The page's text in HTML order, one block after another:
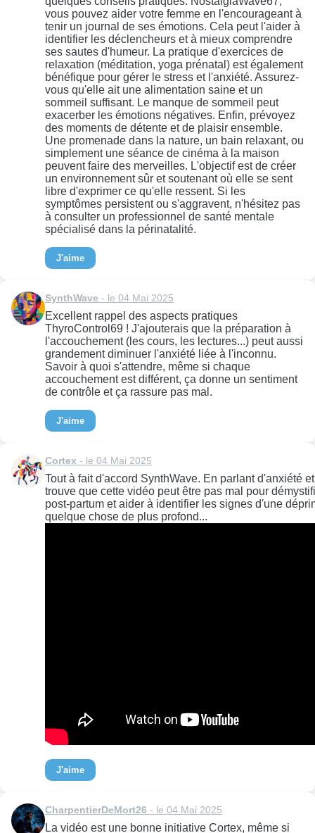
vous pouvez aider votre femme en l'encourageant à
tenir un journal de ses émotions. Cela peut l'aider à
identifier les déclencheurs et à mieux comprendre
ses sautes d'humeur. La pratique d'exercices de
relaxation (méditation, yoga prénatal) est également
bénéfique pour gérer le stress et l'anxiété. Assurez-
vous qu'elle ait une alimentation saine et un
sommeil suffisant. Le manque de sommeil peut
exacerber les émotions négatives. Enfin, prévoyez
des moments de détente et de plaisir ensemble.
Une promenade dans la nature, un bain relaxant, ou
simplement une séance de cinéma à la maison
peuvent faire des merveilles. L'objectif est de créer
un environnement sûr et soutenant où elle se sent
libre d'exprimer ce qu'elle ressent. Si les
symptômes persistent ou s'aggravent, n'hésitez pas
à consulter un professionnel de santé mentale
spécialisé dans la périnatalité.
J'aime
SynthWave - le 04 Mai 2025
Excellent rappel des aspects pratiques
ThyroControl69 ! J'ajouterais que la préparation à
l'accouchement (les cours, les lectures...) peut aussi
grandement diminuer l'anxiété liée à l'inconnu.
Savoir à quoi s'attendre, même si chaque
accouchement est différent, ça donne un sentiment
de contrôle et ça rassure pas mal.
J'aime
Cortex - le 04 Mai 2025
Tout à fait d'accord SynthWave. En parlant d'anxiété
trouve que cette vidéo peut être pas mal pour
post-partum et aider à identifier les signes d'une
quelque chose de plus profond...
J'aime
CharpentierDeMort26 - le 04 Mai 2025
La vidéo est une bonne initiative Cortex, même si